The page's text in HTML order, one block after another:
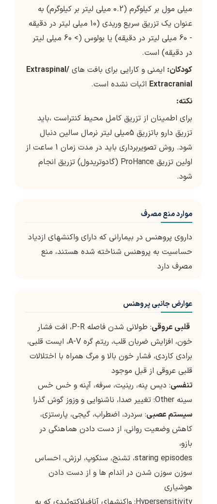
میلی مول بر کیلوگرم (0.2 میلی لیتر بر کیلوگرم) به
عنوان یک تزریق سریع وریدی (10 میلی لیتر در دقیقه
- 60 میلی لیتر در دقیقه) یا بولوس (> 60 میلی لیتر
در دقیقه) است.
كودكان: ايمني و كارايي براي بافت هاي Extraspinal/
Extracranial اثبات نشده است.
نکته:
برای اطمینان از تزریق کامل محیط کنتراست ،باید
تزریق دارو باتزریق 5میلی لیتر نرمال سالین دنبال
شود. روش تصویربرداری باید در مدت زمان 1 ساعت از
اولین تزریق ProHance (گادوتریدول) تزریق انجام
شود.
موارد منع مصرف
داروی پروهنس در بیمارانی که دارای واکنشهای ازدیاد
حساسیت به پروهنس شناخته شده هستند، منع
مصرف دارد
عوارض جانبی پروهنس
قلبی عروقی
: طولانی شدن فاصله P-R، افت فشار
خون، افزایش ضربان قلب، ریتم گره A-V، ایست قلبی،
برادی کاردی، فشار خون بالا و مرگ همراه با اختلالات
قلبی عروقی از قبل موجود
تنفسی: دیس پنه، رینیت، سرفه، آپنه و خس خس
سینه Other: تغییر صدا، ناشنوایی و وزوز گوش گذرا
سیستم عصبی: سردرد، اضطراب، گیجی، پارستزی،
کاهش وضعیت روانی، از دست دادن هماهنگی در
بازو،
staring episodes، تشنج، سنکوپ، لرزش، احساس
سوزن سوزن شدن در اندام ها و از دست دادن
هوشیاری